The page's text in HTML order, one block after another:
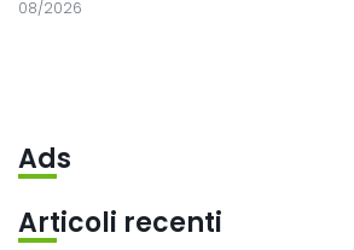
08/2026
Ads
Articoli recenti